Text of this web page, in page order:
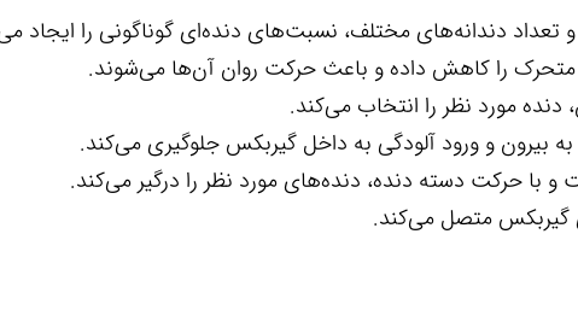
و تعداد دندانه‌های مختلف، نسبت‌های دنده‌ای گوناگونی را ایجاد
را کاهش داده و باعث حرکت روان آن‌ها می‌شوند.
دنده مورد نظر را انتخاب می‌کند.
بیرون و ورود آلودگی به داخل گیربکس جلوگیری می‌کند.
با حرکت دسته دنده، دنده‌های مورد نظر را درگیر می‌کند.
گیربکس متصل می‌کند.